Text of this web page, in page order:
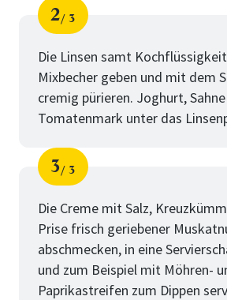
Schritt
2
von
3
Die Linsen samt
Mixbecher geben und mit dem
cremig pürieren. Joghurt,
Tomatenmark unter das
Schritt
3
von
3
Die Creme mit Salz,
Prise frisch geriebener
abschmecken, in eine
und zum Beispiel mit Möhren-
Paprikastreifen zum Dippen